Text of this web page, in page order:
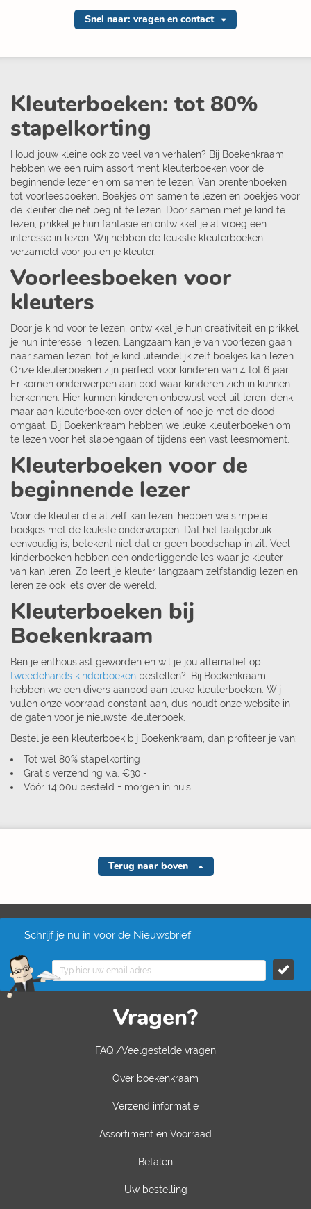
Snel naar: vragen en contact
Kleuterboeken: tot 80%
stapelkorting
Houd jouw kleine ook zo veel van verhalen? Bij Boekenkraam
hebben we een ruim assortiment kleuterboeken voor de
beginnende lezer en om samen te lezen. Van prentenboeken
tot voorleesboeken. Boekjes om samen te lezen en boekjes voor
de kleuter die net begint te lezen. Door samen met je kind te
lezen, prikkel je hun fantasie en ontwikkel je al vroeg een
interesse in lezen. Wij hebben de leukste kleuterboeken
verzameld voor jou en je kleuter.
Voorleesboeken voor
kleuters
Door je kind voor te lezen, ontwikkel je hun creativiteit en prikkel
je hun interesse in lezen. Langzaam kan je van voorlezen gaan
naar samen lezen, tot je kind uiteindelijk zelf boekjes kan lezen.
Onze kleuterboeken zijn perfect voor kinderen van 4 tot 6 jaar.
Er komen onderwerpen aan bod waar kinderen zich in kunnen
herkennen. Hier kunnen kinderen onbewust veel uit leren, denk
maar aan kleuterboeken over delen of hoe je met de dood
omgaat. Bij Boekenkraam hebben we leuke kleuterboeken om
te lezen voor het slapengaan of tijdens een vast leesmoment.
Kleuterboeken voor de
beginnende lezer
Voor de kleuter die al zelf kan lezen, hebben we simpele
boekjes met de leukste onderwerpen. Dat het taalgebruik
eenvoudig is, betekent niet dat er geen boodschap in zit. Veel
kinderboeken hebben een onderliggende les waar je kleuter
van kan leren. Zo leert je kleuter langzaam zelfstandig lezen en
leren ze ook iets over de wereld.
Kleuterboeken bij
Boekenkraam
Ben je enthousiast geworden en wil je jou alternatief op
tweedehands kinderboeken bestellen?. Bij Boekenkraam
hebben we een divers aanbod aan leuke kleuterboeken. Wij
vullen onze voorraad constant aan, dus houdt onze website in
de gaten voor je nieuwste kleuterboek.
Bestel je een kleuterboek bij Boekenkraam, dan profiteer je van:
Tot wel 80% stapelkorting
Gratis verzending v.a. €30,-
Vóór 14:00u besteld = morgen in huis
Terug naar boven
Schrijf je nu in voor de Nieuwsbrief
Vragen?
FAQ /Veelgestelde vragen
Over boekenkraam
Verzend informatie
Assortiment en Voorraad
Betalen
Uw bestelling